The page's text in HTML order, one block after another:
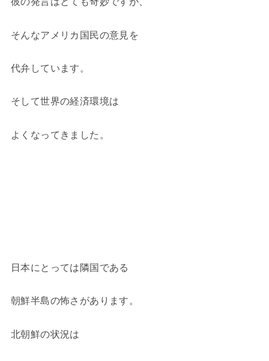
そんなアメリカ国民の意見を
代弁しています。
そして世界の経済環境は
よくなってきました。
日本にとっては隣国である
朝鮮半島の怖さがあります。
北朝鮮の状況は